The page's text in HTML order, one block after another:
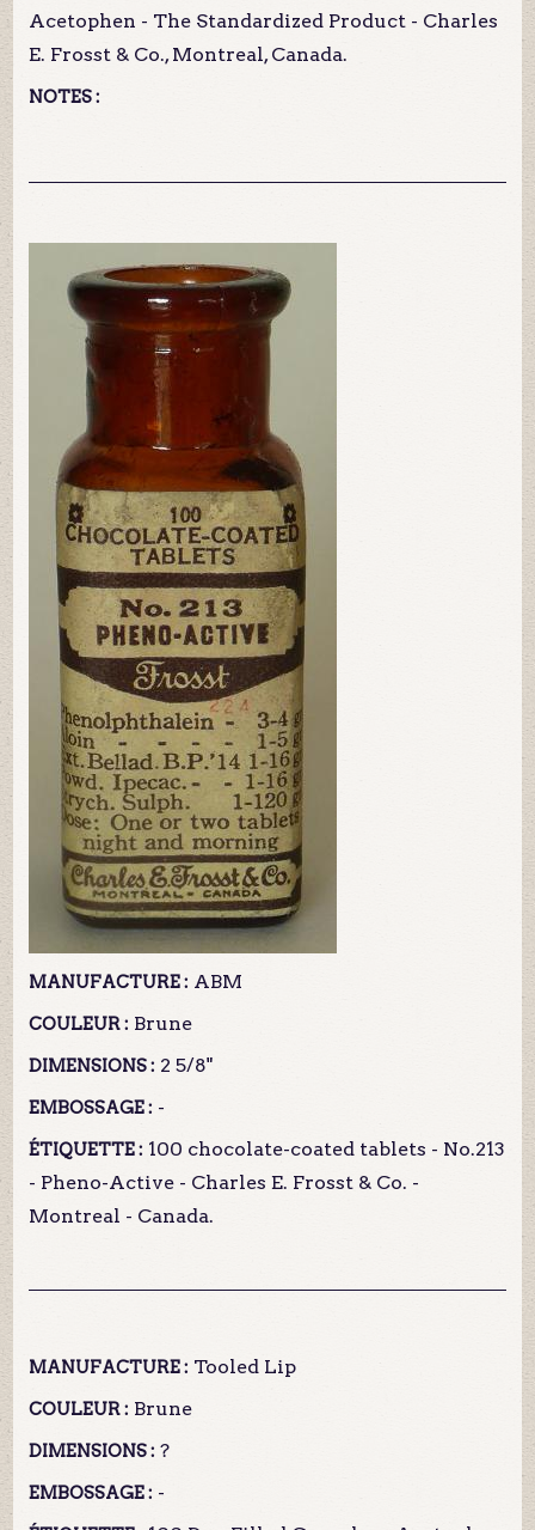
Acetophen - The Standardized Product - Charles
E. Frosst & Co., Montreal, Canada.
NOTES :
MANUFACTURE : ABM
COULEUR : Brune
DIMENSIONS : 2 5/8"
EMBOSSAGE : -
ÉTIQUETTE : 100 chocolate-coated tablets - No.213
- Pheno-Active - Charles E. Frosst & Co. -
Montreal - Canada.
MANUFACTURE : Tooled Lip
COULEUR : Brune
DIMENSIONS : ?
EMBOSSAGE : -